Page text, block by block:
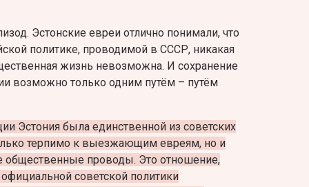
Эстонские евреи отлично понимали, что
политике, проводимой в СССР, никакая
жизнь невозможна. И сохранение
возможно только одним путём – путём
Эстония была единственной из советских
терпимо к выезжающим евреям, но и
проводы. Это отношение,
советской политики